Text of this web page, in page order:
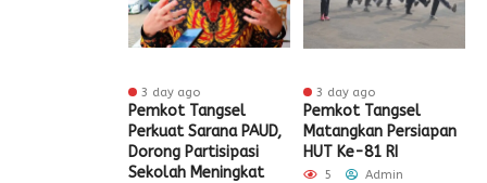
3 day ago
Pemkot Tangsel
Perkuat Sarana PAUD,
Dorong Partisipasi
Sekolah Meningkat
3 day ago
Pemkot Tangsel
Matangkan Persiapan
HUT Ke-81 RI
5 Admin